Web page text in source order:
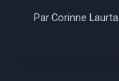
ParCorinne Laurta